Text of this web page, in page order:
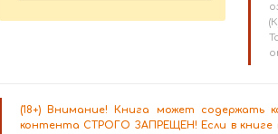
(18+) Внимание! Книга может содержать
контента СТРОГО ЗАПРЕЩЕН! Если в книге